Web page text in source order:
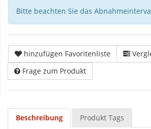
Bitte beachten Sie das
hinzufügen Favoritenliste
Frage zum Produkt
Beschreibung Produkt Tags